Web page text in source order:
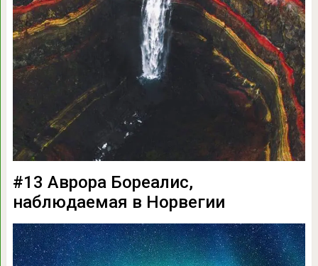
#13 Аврора Бореалис,
наблюдаемая в Норвегии